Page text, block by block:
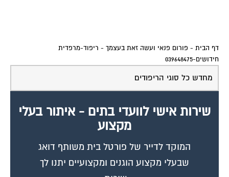
חידושים-039648475
מחדש כל סוגי הריפודים
מקצוע
המוקד לדייר של פורטל בית משותף דואג
שבעלי מקצוע הוגנים ומקצועיים יתנו לך
שירות.